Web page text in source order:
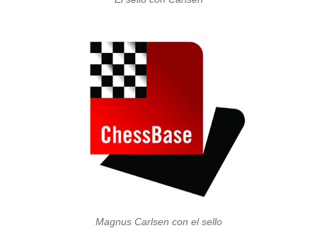
Magnus Carlsen con el sello